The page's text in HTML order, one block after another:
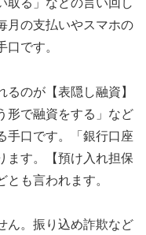
月の支払いやスマホの
です。
のが【表隠し融資】
形で融資をする」など
手口です。「銀行口座
ます。【預け入れ担保
も言われます。
ん。振り込め詐欺など